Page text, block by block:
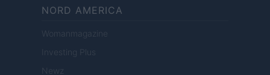
NORD AMERICA
Womanmagazine
Investing Plus
Newz